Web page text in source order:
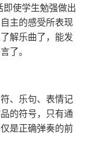
使学生勉强做出
主的感受所表现
解乐曲了，能发
了。
、乐句、表情记
的符号，只有通
是正确弹奏的前